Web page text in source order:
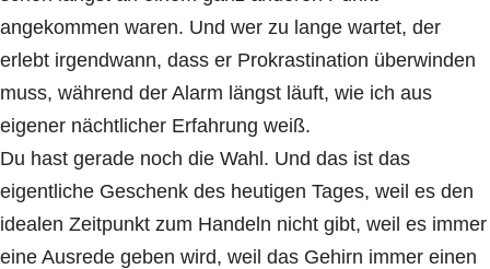
angekommen waren. Und wer zu lange wartet, der
erlebt irgendwann, dass er Prokrastination überwinden
muss, während der Alarm längst läuft, wie ich aus
eigener nächtlicher Erfahrung weiß.
Du hast gerade noch die Wahl. Und das ist das
eigentliche Geschenk des heutigen Tages, weil es den
idealen Zeitpunkt zum Handeln nicht gibt, weil es immer
eine Ausrede geben wird, weil das Gehirn immer einen